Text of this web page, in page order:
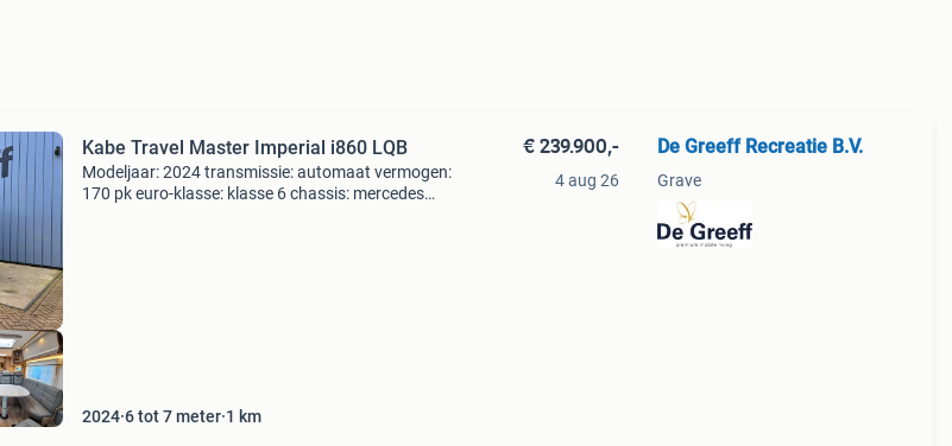
Kabe Travel Master Imperial i860 LQB
Modeljaar: 2024 transmissie: automaat vermogen:
170 pk euro-klasse: klasse 6 chassis: mercedes
2024 6 tot 7 meter 1 km
€ 239.900,-
4 aug 26
De Greeff Recreatie B.V.
Grave